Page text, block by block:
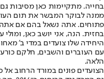
בחייה. מתקיימות כאן מסיבות
ממנה לבוקר המבשר את תום
פתוחים. אתה נשאל בהם אם אתה
בחזית. הנה, אני יושב כאן, ומולי
היחידה שלו צועדים במדי ב'
עם העוברים והשבים, חלקם
הלאה.
הצועדים פונים במורד הרחוב אל